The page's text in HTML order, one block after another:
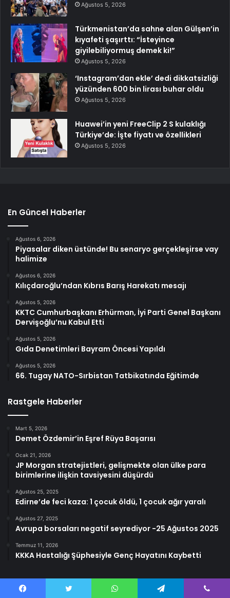
Ağustos 5, 2026
Türkmenistan’da sahne alan Gülşen’in
kıyafeti şaşırttı: “İsteyince
giyilebiliyormuş demek ki!”
Ağustos 5, 2026
‘Instagram’dan ekle’ dedi dikkatsizliği
yüzünden 600 bin lirası buhar oldu
Ağustos 5, 2026
Huawei’in yeni FreeClip 2 S kulaklığı
Türkiye’de: İşte fiyatı ve özellikleri
Ağustos 5, 2026
En Güncel Haberler
Ağustos 6, 2026
Piyasalar diken üstünde! Bu senaryo gerçekleşirse vay
halimize
Ağustos 6, 2026
Kılıçdaroğlu’ndan Kıbrıs Barış Harekatı mesajı
Ağustos 5, 2026
KKTC Cumhurbaşkanı Erhürman, İyi Parti Genel Başkanı
Dervişoğlu’nu Kabul Etti
Ağustos 5, 2026
Gıda Denetimleri Bayram Öncesi Yapıldı
Ağustos 5, 2026
66. Tugay NATO-Sırbistan Tatbikatında Eğitimde
Rastgele Haberler
Mart 5, 2026
Demet Özdemir’in Eşref Rüya Başarısı
Ocak 21, 2026
JP Morgan stratejistleri, gelişmekte olan ülke para
birimlerine ilişkin tavsiyesini düşürdü
Ağustos 25, 2025
Edirne’de feci kaza: 1 çocuk öldü, 1 çocuk ağır yaralı
Ağustos 27, 2025
Avrupa borsaları negatif seyrediyor -25 Ağustos 2025
Temmuz 11, 2026
KKKA Hastalığı Şüphesiyle Genç Hayatını Kaybetti